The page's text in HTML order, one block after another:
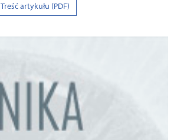
Treść artykułu (PDF)